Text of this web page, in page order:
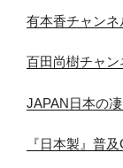
有本香チャンネ
百田尚樹チャン
JAPAN日本の
『日本製』普